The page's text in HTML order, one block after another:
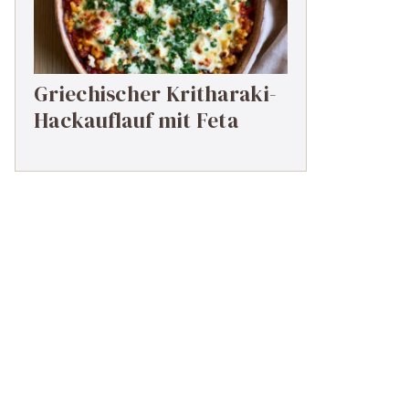
Griechischer Kritharaki-
Hackauflauf mit Feta